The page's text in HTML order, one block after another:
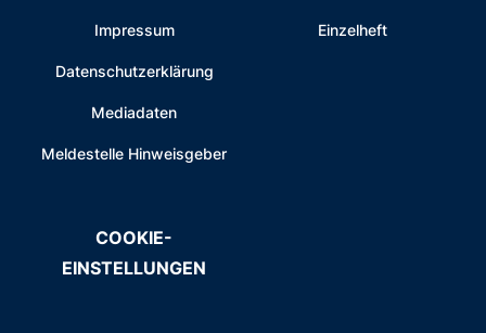
Impressum
Datenschutzerklärung
Mediadaten
Meldestelle Hinweisgeber
Einzelheft
COOKIE-
EINSTELLUNGEN